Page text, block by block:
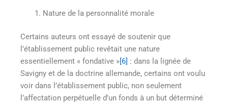
Nature de la personnalité morale
Certains auteurs ont essayé de soutenir que
l’établissement public revêtait une nature
essentiellement « fondative »[6] : dans la lignée de
Savigny et de la doctrine allemande, certains ont voulu
voir dans l’établissement public, non seulement
l’affectation perpétuelle d’un fonds à un but déterminé